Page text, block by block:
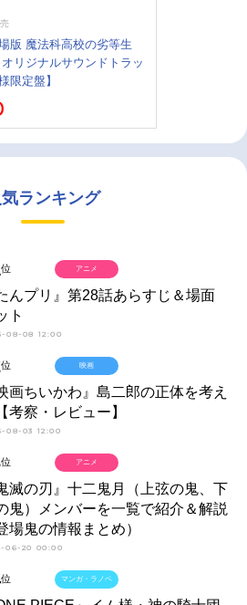
版 魔法科高校の劣等生
リジナルサウンドトラッ
限定盤】
気ランキング
位
んプリ』第28話あらすじ＆場面
ト
08-08 12:00
アニメ
位
画ちいかわ』島二郎の正体を考え
考察・レビュー】
08-03 12:00
映画
位
滅の刃』十二鬼月（上弦の鬼、下
鬼）メンバーを一覧で紹介＆解説
場鬼の情報まとめ）
06-20 00:00
アニメ
位 マンガ・ラノベ